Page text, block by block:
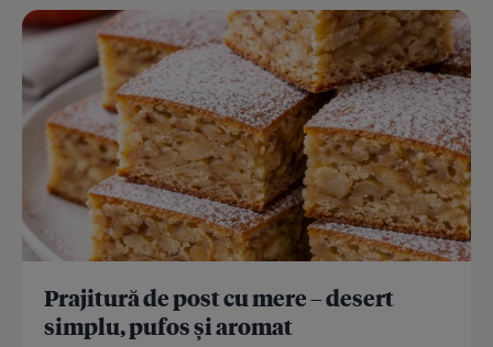
Prajitură de post cu mere – desert
simplu, pufos și aromat